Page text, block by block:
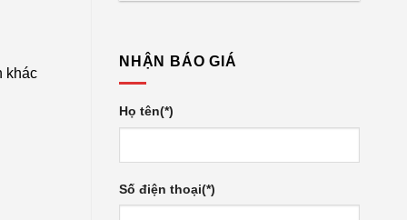
NHẬN BÁO GIÁ
Họ tên(*)
Số điện thoại(*)
khác